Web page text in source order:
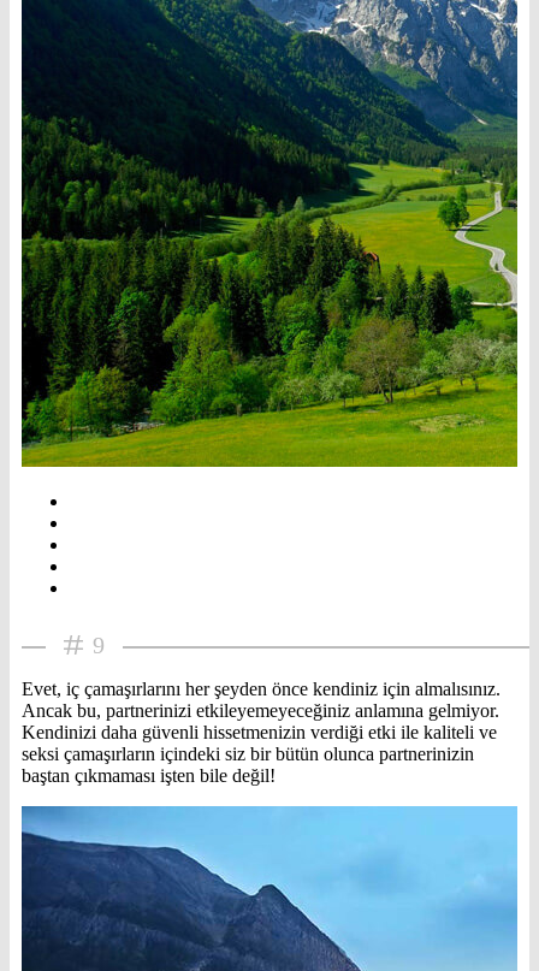
9
Evet, iç çamaşırlarını her şeyden önce kendiniz için almalısınız.
Ancak bu, partnerinizi etkileyemeyeceğiniz anlamına gelmiyor.
Kendinizi daha güvenli hissetmenizin verdiği etki ile kaliteli ve
seksi çamaşırların içindeki siz bir bütün olunca partnerinizin
baştan çıkmaması işten bile değil!